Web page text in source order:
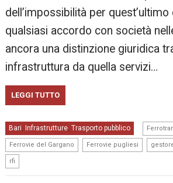
dell’impossibilità per
qualsiasi accordo con società
ancora una distinzione giuridica
infrastruttura da quella servizi…
LEGGI TUTTO
Bari, Infrastrutture, Trasporto pubblico
Ferrovie del Gargano Ferrovie pugliesi
rfi